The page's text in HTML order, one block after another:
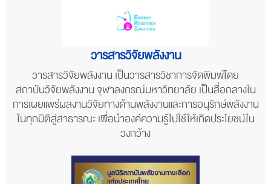
วารสารวิจัยพลังงาน
วารสารวิจัยพลังงาน เป็นวารสารวิชาการจัดพิมพ์โดย
สถาบันวิจัยพลังงาน จุฬาลงกรณ์มหาวิทยาลัย เป็นสื่อกลางใน
การเผยแพร่ผลงานวิจัยทางด้านพลังงานและการอนุรักษ์พลังงาน
ในทุกมิติสู่สาธารณะ เพื่อนำองค์ความรู้ไปใช้ให้เกิดประโยชน์ใน
วงกว้าง